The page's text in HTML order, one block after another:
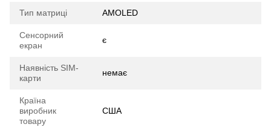
Тип матриці AMOLED
Сенсорний
екран
є
Наявність SIM-
карти
немає
Країна
виробник
товару
США